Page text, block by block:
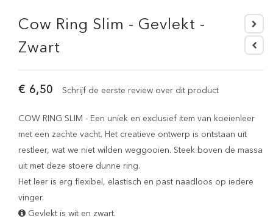
Cow Ring Slim - Gevlekt -
Zwart
€ 6,50 Schrijf de eerste review over dit product
COW RING SLIM - Een uniek en exclusief item van koeienleer
met een zachte vacht. Het creatieve ontwerp is ontstaan uit
restleer, wat we niet wilden weggooien. Steek boven de massa
uit met deze stoere dunne ring.
Het leer is erg flexibel, elastisch en past naadloos op iedere
vinger.
Gevlekt is wit en zwart.